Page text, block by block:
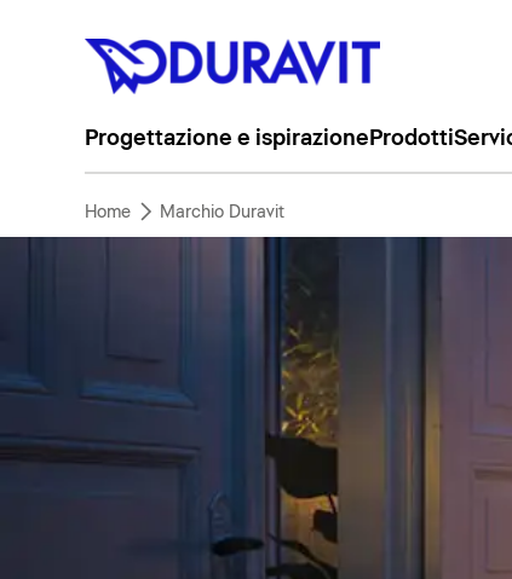
Progettazione e ispirazione Prodotti
Home Marchio Duravit